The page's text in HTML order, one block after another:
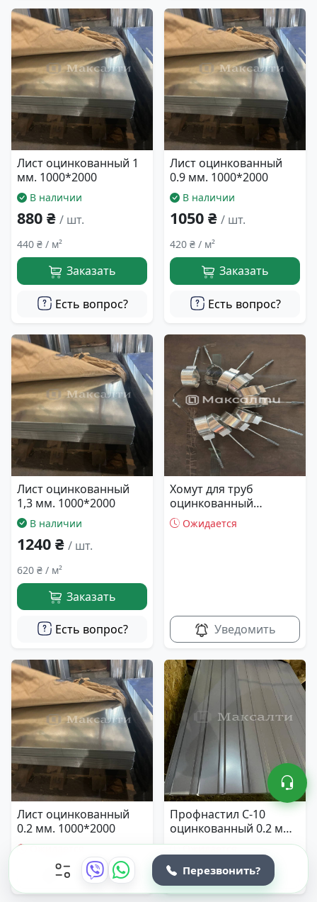
Лист оцинкованный 1
мм. 1000*2000
В наличии
880 ₴ / шт.
440 ₴ / м²
Заказать
Есть вопрос?
Лист оцинкованный
0.9 мм. 1000*2000
В наличии
1050 ₴ / шт.
420 ₴ / м²
Заказать
Есть вопрос?
Лист оцинкованный
1,3 мм. 1000*2000
В наличии
1240 ₴ / шт.
620 ₴ / м²
Заказать
Есть вопрос?
Хомут для труб
оцинкованный
(круглый) 100 мм
Ожидается
Уведомить
Лист оцинкованный
0.2 мм. 1000*2000
Ожидается
Уведомить
Профнастил С-10
оцинкованный 0.2 мм.
940*2000
Ожидается
Уведомить
Перезвонить?